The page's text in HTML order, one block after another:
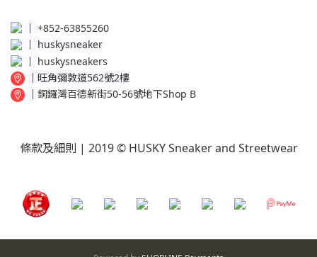
│ +852-63855260
huskysneaker
│ huskysneakers
│ 旺角彌敦道562號2樓
│ 銅鑼灣百德新街50-56號地下Shop B
條款及細則 | 2019 © HUSKY Sneaker and Streetwear